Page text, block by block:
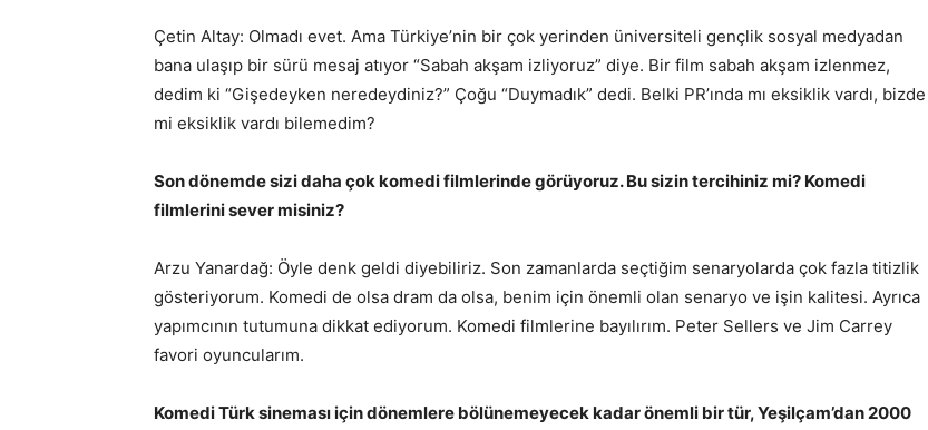
Çetin Altay: Olmadı evet. Ama Türkiye’nin bir çok yerinden üniversiteli gençlik sosyal medyadan
bana ulaşıp bir sürü mesaj atıyor “Sabah akşam izliyoruz” diye. Bir film sabah akşam izlenmez,
dedim ki “Gişedeyken neredeydiniz?” Çoğu “Duymadık” dedi. Belki PR’ında mı eksiklik vardı, bizde
mi eksiklik vardı bilemedim?
Son dönemde sizi daha çok komedi filmlerinde görüyoruz. Bu sizin tercihiniz mi? Komedi
filmlerini sever misiniz?
Arzu Yanardağ: Öyle denk geldi diyebiliriz. Son zamanlarda seçtiğim senaryolarda çok fazla titizlik
gösteriyorum. Komedi de olsa dram da olsa, benim için önemli olan senaryo ve işin kalitesi. Ayrıca
yapımcının tutumuna dikkat ediyorum. Komedi filmlerine bayılırım. Peter Sellers ve Jim Carrey
favori oyuncularım.
Komedi Türk sineması için dönemlere bölünemeyecek kadar önemli bir tür, Yeşilçam’dan 2000